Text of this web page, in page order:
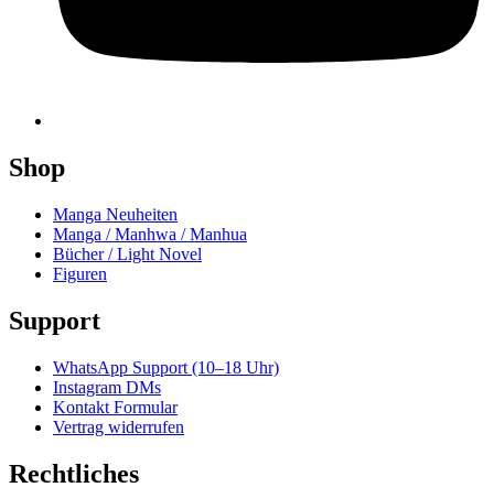
Shop
Manga Neuheiten
Manga / Manhwa / Manhua
Bücher / Light Novel
Figuren
Support
WhatsApp Support (10–18 Uhr)
Instagram DMs
Kontakt Formular
Vertrag widerrufen
Rechtliches